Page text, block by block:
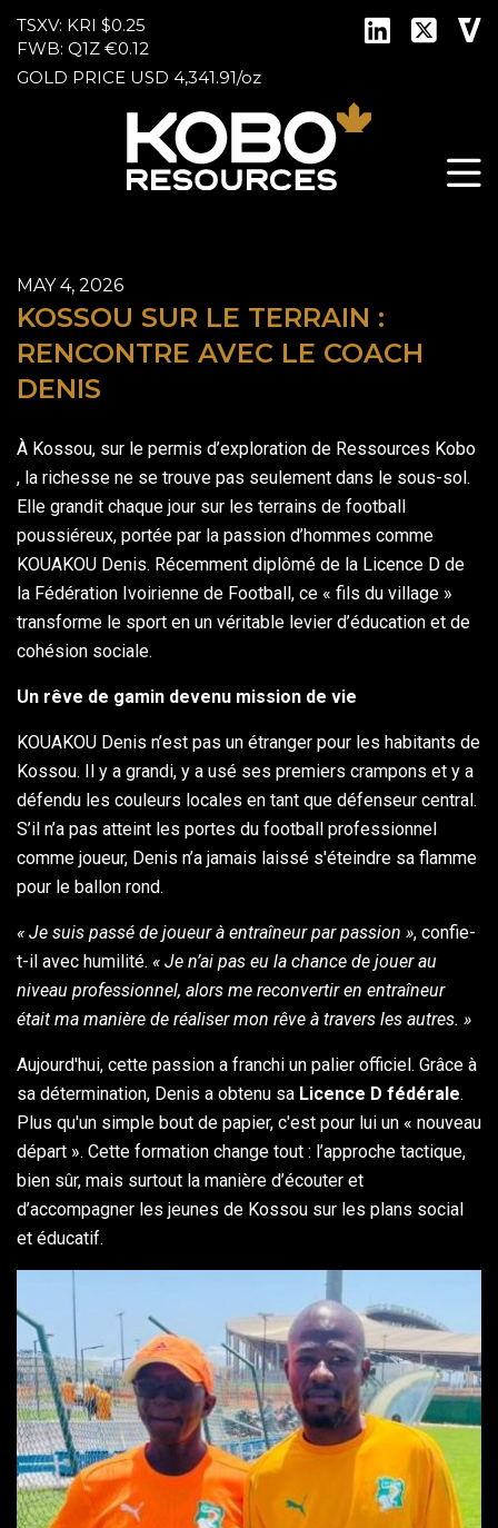
TSXV: KRI $0.25
FWB: Q1Z €0.12
GOLD PRICE USD 4,341.91/oz
MAY 4, 2026
KOSSOU SUR LE TERRAIN :
RENCONTRE AVEC LE COACH
DENIS
À Kossou, sur le permis d’exploration de Ressources Kobo
, la richesse ne se trouve pas seulement dans le sous-sol.
Elle grandit chaque jour sur les terrains de football
poussiéreux, portée par la passion d’hommes comme
KOUAKOU Denis. Récemment diplômé de la Licence D de
la Fédération Ivoirienne de Football, ce « fils du village »
transforme le sport en un véritable levier d’éducation et de
cohésion sociale.
Un rêve de gamin devenu mission de vie
KOUAKOU Denis n’est pas un étranger pour les habitants de
Kossou. Il y a grandi, y a usé ses premiers crampons et y a
défendu les couleurs locales en tant que défenseur central.
S’il n’a pas atteint les portes du football professionnel
comme joueur, Denis n’a jamais laissé s'éteindre sa flamme
pour le ballon rond.
« Je suis passé de joueur à entraîneur par passion », confie-
t-il avec humilité. « Je n’ai pas eu la chance de jouer au
niveau professionnel, alors me reconvertir en entraîneur
était ma manière de réaliser mon rêve à travers les autres. »
Aujourd'hui, cette passion a franchi un palier officiel. Grâce à
sa détermination, Denis a obtenu sa Licence D fédérale.
Plus qu'un simple bout de papier, c'est pour lui un « nouveau
départ ». Cette formation change tout : l’approche tactique,
bien sûr, mais surtout la manière d’écouter et
d’accompagner les jeunes de Kossou sur les plans social
et éducatif.